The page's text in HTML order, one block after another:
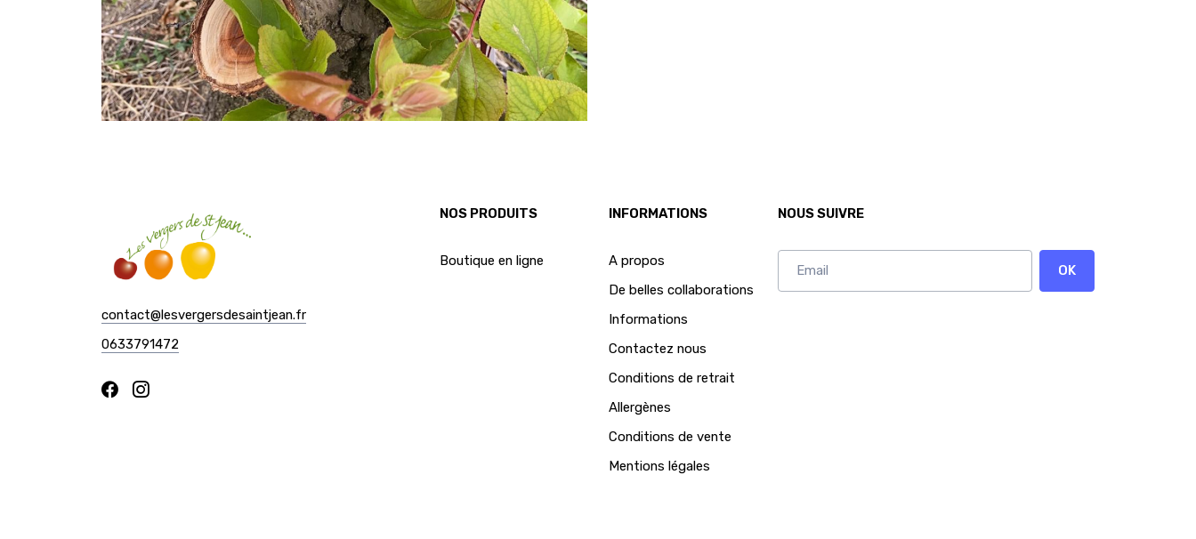
contact@lesvergersdesaintjean.fr
0633791472
NOS PRODUITS
Boutique en ligne
INFORMATIONS
A propos
De belles collaborations
Informations
Contactez nous
Conditions de retrait
Allergènes
Conditions de vente
Mentions légales
NOUS SUIVRE
OK